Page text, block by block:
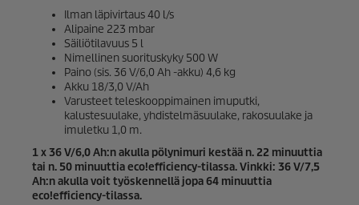
Ilman läpivirtaus 40 l/s
Alipaine 223 mbar
Säiliötilavuus 5 l
Nimellinen suorituskyky 500 W
Paino (sis. 36 V/6,0 Ah -akku) 4,6 kg
Akku 18/3,0 V/Ah
Varusteet teleskooppimainen imuputki,
kalustesuulake, yhdistelmäsuulake, rakosuulake ja
imuletku 1,0 m.
1 x 36 V/6,0 Ah:n akulla pölynimuri kestää n. 22 minuuttia
tai n. 50 minuuttiaeco!efficiency-tilassa. Vinkki: 36 V/7,5
Ah:n akulla voit työskennellä jopa 64 minuuttia
eco!efficiency-tilassa.